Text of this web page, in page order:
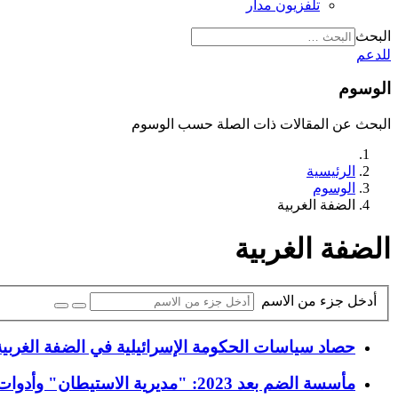
تلفزيون مدار
البحث
للدعم
الوسوم
البحث عن المقالات ذات الصلة حسب الوسوم
الرئيسية
الوسوم
الضفة الغربية
الضفة الغربية
أدخل جزء من الاسم
حصاد سياسات الحكومة الإسرائيلية في الضفة الغربية (2023-2026): الاستيطان، نقل الصلاحيات، وتقويض بنود اتفاقيات
مأسسة الضم بعد 2023: "مديرية الاستيطان" وأدوات تفكيك الوجود الفلسطيني في المنطقة المصنفة "ج"